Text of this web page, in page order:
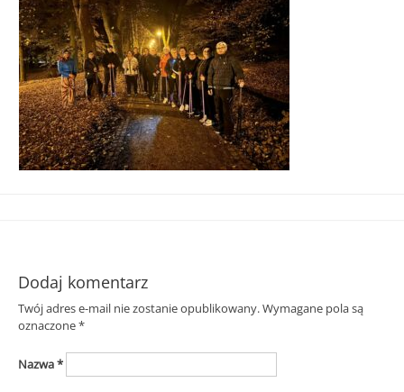
Śląska
Dodaj komentarz
Twój adres e-mail nie zostanie opublikowany.Wymagane pola są
oznaczone*
Nazwa*